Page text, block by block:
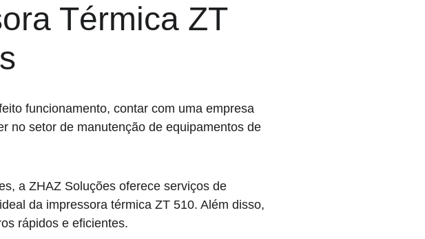
Térmica ZT
funcionamento, contar com uma empresa
no setor de manutenção de equipamentos de
a ZHAZ Soluções oferece serviços de
da impressora térmica ZT 510. Além disso,
rápidos e eficientes.